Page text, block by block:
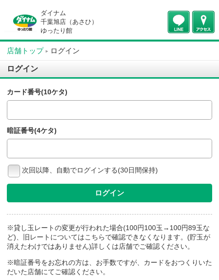
ダイナム
千葉旭店（あさひ）
ゆったり館
店舗トップ ログイン
ログイン
カード番号(10ケタ)
暗証番号(4ケタ)
次回以降、自動でログインする(30日間保持)
※貸し玉レートの変更が行われた場合(100円100玉→100円89玉
消えたわけではありません)詳しくは店舗でご確認ください。